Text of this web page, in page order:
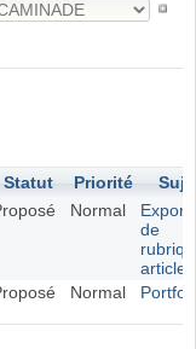
Statut Priorité
Normal
de
article
Normal